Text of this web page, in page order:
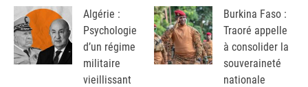
Algérie :
Psychologie
d’un régime
militaire
vieillissant
Burkina Faso :
Traoré appelle
à consolider la
souveraineté
nationale